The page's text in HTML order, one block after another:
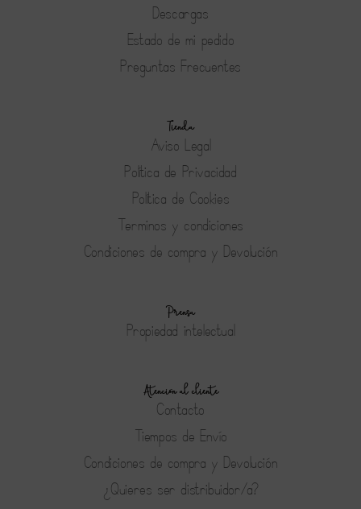
Descargas
Estado de mi pedido
Preguntas Frecuentes
Tienda
Aviso Legal
Política de Privacidad
Política de Cookies
Terminos y condiciones
Condiciones de compra y Devolución
Prensa
Propiedad intelectual
Atención al cliente
Contacto
Tiempos de Envío
Condiciones de compra y Devolución
¿Quieres ser distribuidor/a?